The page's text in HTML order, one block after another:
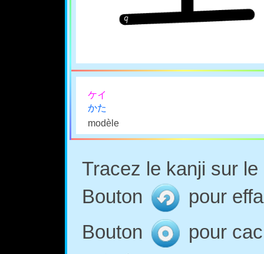
ケイ
かた
modèle
Tracez le kanji sur
Bouton
pour
Bouton
pour